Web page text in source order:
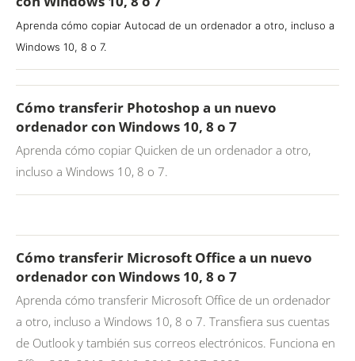
Aprenda cómo copiar Autocad de un ordenador a otro, incluso a
Windows 10, 8 o 7.
Cómo transferir Photoshop a un nuevo
ordenador con Windows 10, 8 o 7
Aprenda cómo copiar Quicken de un ordenador a otro,
incluso a Windows 10, 8 o 7.
Cómo transferir Microsoft Office a un nuevo
ordenador con Windows 10, 8 o 7
Aprenda cómo transferir Microsoft Office de un ordenador
a otro, incluso a Windows 10, 8 o 7. Transfiera sus cuentas
de Outlook y también sus correos electrónicos. Funciona en